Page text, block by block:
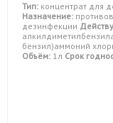
Тип: концентрат для
Назначение:
дезинфекции
бензил)аммоний
Объём: 1л Срок